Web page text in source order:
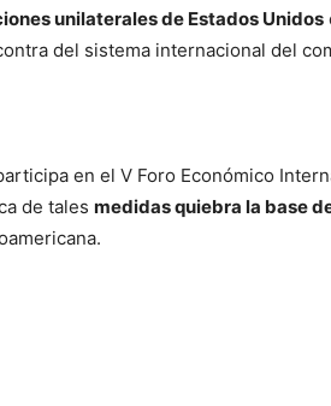
unilaterales de Estados Unidos
del sistema internacional del
en el V Foro Económico
de tales medidas quiebra la base